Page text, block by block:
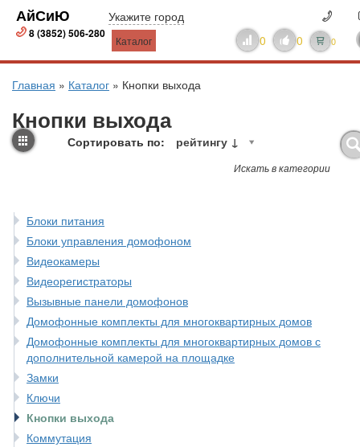
АйСиЮ
8 (3852) 506-280
Укажите город
Каталог 0 0 0
Главная » Каталог » Кнопки выхода
Кнопки выхода
Сортировать по: рейтингу ↓
Искать в категории
Блоки питания
Блоки управления домофоном
Видеокамеры
Видеорегистраторы
Вызывные панели домофонов
Домофонные комплекты для многоквартирных домов
Домофонные комплекты для многоквартирных домов с
дополнительной камерой на площадке
Замки
Ключи
Кнопки выхода
Коммутация